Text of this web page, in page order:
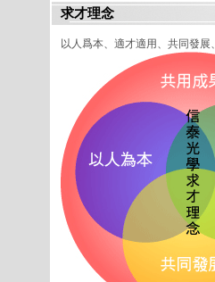
求才理念
以人爲本、適才適用、共同發展